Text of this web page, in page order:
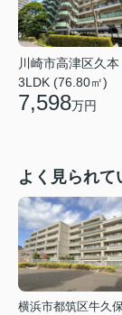
川崎市高津区久本
3LDK (76.80㎡)
7,598万円
よく見られて